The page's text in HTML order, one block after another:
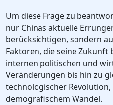
Um diese Frage zu
nur Chinas aktuelle
berücksichtigen, sondern
Faktoren, die seine Zukunft
internen politischen und
Veränderungen bis hin zu
technologischer
demografischem Wandel.